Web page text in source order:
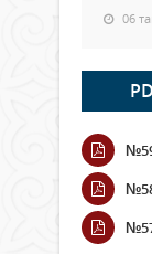
06
Open
06
Wi-Fi